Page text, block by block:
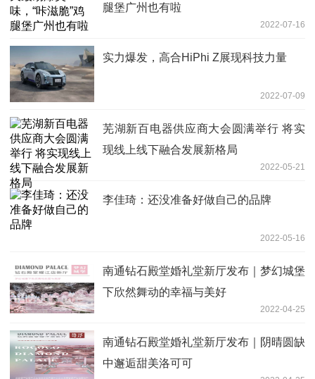
腿堡广州也有啦
2022-07-16
实力爆发，高合HiPhi Z展现科技力量
2022-07-09
芜湖新百电器供应商大会圆满举行 将实
现线上线下融合发展新格局
2022-05-21
李佳琦：还没准备好做自己的品牌
2022-05-16
南通钻石殿堂婚礼堂新厅发布｜梦幻城堡
下欣然舞动的幸福与美好
2022-04-25
南通钻石殿堂婚礼堂新厅发布｜阴晴圆缺
中邂逅甜美洛可可